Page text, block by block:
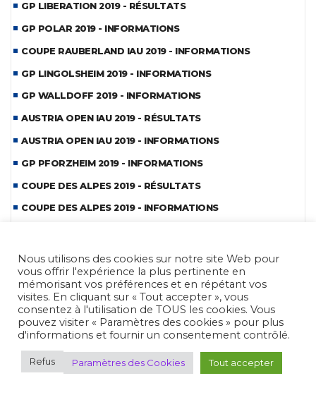
GP LIBERATION 2019 - RÉSULTATS
GP POLAR 2019 - INFORMATIONS
COUPE RAUBERLAND IAU 2019 - INFORMATIONS
GP LINGOLSHEIM 2019 - INFORMATIONS
GP WALLDOFF 2019 - INFORMATIONS
AUSTRIA OPEN IAU 2019 - RÉSULTATS
AUSTRIA OPEN IAU 2019 - INFORMATIONS
GP PFORZHEIM 2019 - INFORMATIONS
COUPE DES ALPES 2019 - RÉSULTATS
COUPE DES ALPES 2019 - INFORMATIONS
CDM BENCH-REST 2019 - REPORTAGE
CDM BENCH-REST 2019 - INFORMATIONS
COUPE BOHEME IAU FIELD 2019 - INFORMATIONS
HOPES PLZEN 2019 - REPORTAGE
CDE MLAIC 2019 - REPORTAGE
Nous utilisons des cookies sur notre site Web pour
vous offrir l'expérience la plus pertinente en
mémorisant vos préférences et en répétant vos
visites. En cliquant sur « Tout accepter », vous
consentez à l'utilisation de TOUS les cookies. Vous
pouvez visiter « Paramètres des cookies » pour plus
d'informations et fournir un consentement contrôlé.
Refus Paramètres des Cookies Tout accepter